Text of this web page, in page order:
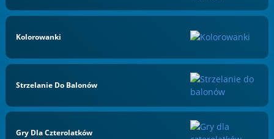
Kolorowanki
Strzelanie Do Balonów
Gry Dla Czterolatków